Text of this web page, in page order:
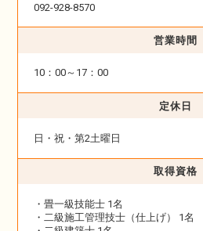
092-928-8570
営業時間
10：00～17：00
定休日
日・祝・第2土曜日
取得資格
・畳一級技能士 1名
・二級施工管理技士（仕上げ） 1名